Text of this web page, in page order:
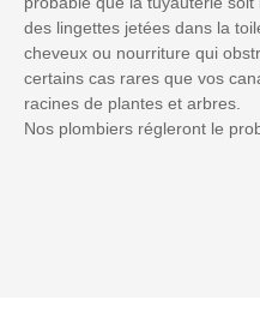
des lingettes jetées dans la
cheveux ou nourriture qui
certains cas rares que vos
racines de plantes et arbres.
Nos plombiers régleront le